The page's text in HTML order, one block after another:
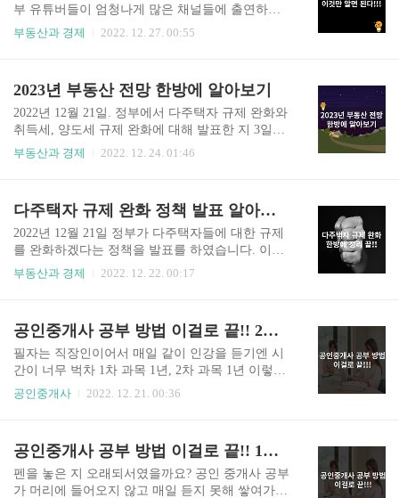
변화의 속도가 빨라던 올 한 해였습니다. 작년 후반
기부터 이어져오던 미국 연방준비은행의 금리 상
승 압박과 동시에 세계적인 대공황과 겹치면서 물
니다. 그중 제일 타격이 컸던 것은 당연 '금리 상
승'이라 말할 수 있는데 ..
부 유튜버들이 엄청나게 많은 채널들에 출연하였
고 또 자기네들끼리 채널도 돌려가며 출연하면서
로 "집값은 더 오를 것이다. 최소 몇 년은 더 오를
것이다" 라면서 젊은 사람들의 영끌을 부추겼었습
니다. 집을 매입한 2030 세대들의 현재 상황 얼마
전 TV에 방영한 어느 한 프로그램을 이야기해 보
겠습니다. 젊은 신혼부부, 이제 막 사회에 진출한
여 본인의 근로 소득보다 더 무리해서 지난 부동산
상승 시장에 불나방처럼 뛰어들..
부동산과 경제 2022. 12. 27. 00:55
2023년 부동산 전망 한방에 알아보기
2022년 12월 21일. 정부에서 다주택자 규제 완화와
취득세, 양도세 규제 완화에 대해 발표한 지 3일이
지나는 가운데 많은 언론과 부동산 관련 유튜버, 부
그 예측에 대한 근거자료를 살펴보면서 가장 일선
에서 근무 중이신 공인중개사무소 소장님들의 현
장 반응을 들어보도록 하겠습니다. 부동산 관련 전
문 유튜버의 반응 이번 12.21 부동산 대책은 부동산
을 전문적으로 다루시는 유튜버 분들도 예상 못한
1분기 정도에 규제 완화 정책이 나오지 않을까 예
상하였는데 보기 좋게..
부동산과 경제 2022. 12. 24. 01:46
다주택자 규제 완화 정책 발표 알아보기
2022년 12월 21일 정부가 다주택자들에 대한 규제
를 완화하겠다는 정책을 발표를 하였습니다. 이번
정책 발표에 관심이 많았던 필자의 입장에서 보았
규제를 왜 완화하는 것인지 그리고 규제를 완화하
면 어떤 효과가 나타 날 것인지 더불어 규제 완화에
대한 전문가들의 생각은 어떠한지 알아보는 시간
을 갖도록 하겠습니다. 부동산 시장의 연착륙 취득
세 부분을 먼저 살펴보면 우선 2 주택자는 취득 시
는 규제 지역 내에서 6%, 비 규제지역 내에서는 4%
로 완화되었습니다. ..
부동산과 경제 2022. 12. 22. 00:17
공인중개사 공부 방법 이걸로 끝!! 2차 편
필자는 직장인이어서 매일 같이 인강을 듣기엔 시
간이 너무 벅차 1차 과목 1년, 2차 과목 1년 이렇게
총 2년을 공부하여 합격하였습니다. 저처럼 2차 과
공부 방법 이어 많은 분들이 어려워하는 2차 공부
방법에 대해 이야기해 보겠습니다. 1차 과목에서
민법이 중요한 이유는 2차 시험인 중개사 법과 공
공인중개사 2022. 12. 21. 00:36
공인중개사 공부 방법 이걸로 끝!! 1차 편
펜을 놓은 지 오래되서였을까요? 공인 중개사 공부
가 머리에 들어오지 않고 매일 듣지 못해 쌓여가는